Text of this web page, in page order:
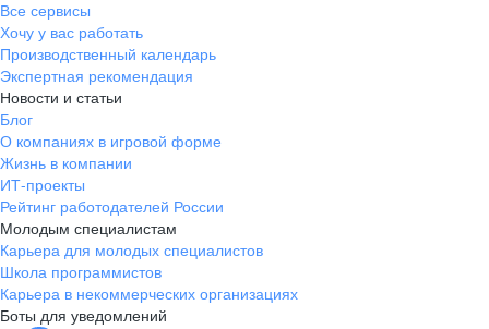
Все сервисы
Хочу у вас работать
Производственный календарь
Экспертная рекомендация
Новости и статьи
Блог
О компаниях в игровой форме
Жизнь в компании
ИТ-проекты
Рейтинг работодателей России
Молодым специалистам
Карьера для молодых специалистов
Школа программистов
Карьера в некоммерческих организациях
Боты для уведомлений